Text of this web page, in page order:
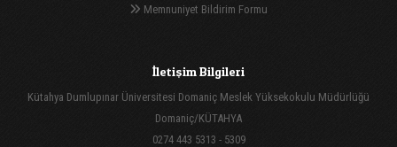
Memnuniyet Bildirim Formu
İletişim Bilgileri
Kütahya Dumlupınar Üniversitesi Domaniç Meslek Yüksekokulu Müdürlüğü
Domaniç/KÜTAHYA
0274 443 5313 - 5309